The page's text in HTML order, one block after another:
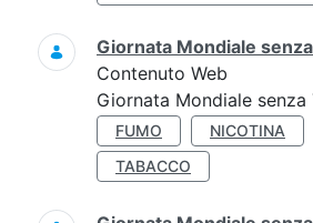
Giornata Mondiale
Contenuto Web
Giornata Mondiale
FUMO NICOTINA
TABACCO